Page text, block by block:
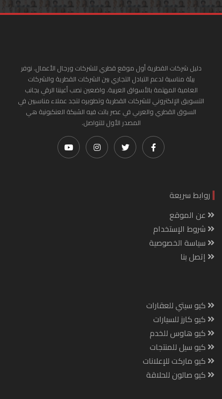
دليل شركات القطرية أول موقع قطري للشركات ورجال الأعمال. نوفر
بيئة مناسبة لدعم التبادل التجاري بين الشركات القطرية والشركات
العامية المهتمة بالأسواق العربية. واضعين نصب أعيننا الرقي بجانب
التسويق الإلكتروني للشركات القطرية وتطويره لتجد عملاء مناسبين في
السوق القطري والعربي في عصر باتت فيه الشبكة العنكبونية هي
المصدر الأول للتواصل.
روابط سريعة
عن الموقع
شروط الإستخدام
سياسة الخصوصية
إتصل بنا
كيو سيتي للعقارات
كيو كارز للسيارات
كيو هاوس للخدم
كيو سيل للمنتجات
كيو ماركت للإعلانات
كيو صالون للحلاقة